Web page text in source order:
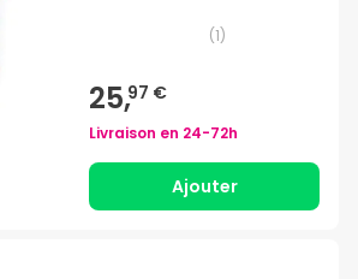
(1)
25,97 €
Livraison en 24-72h
Ajouter